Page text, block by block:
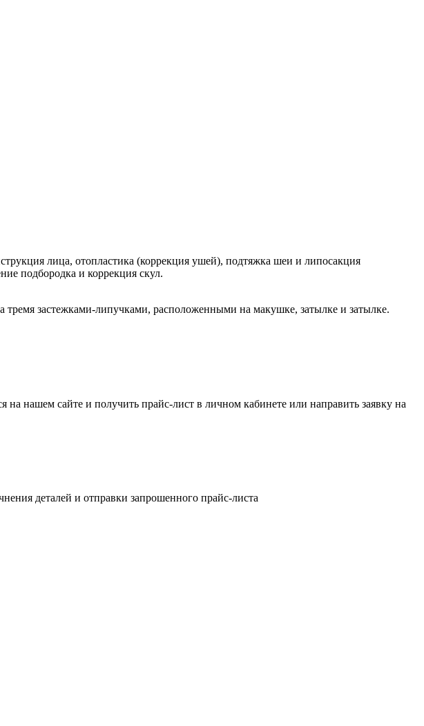
лица, отопластика (коррекция ушей), подтяжка шеи и липосакция
подбородка и коррекция скул.
застежками-липучками, расположенными на макушке, затылке и затылке.
нашем сайте и получить прайс-лист в личном кабинете или направить заявку на
деталей и отправки запрошенного прайс-листа